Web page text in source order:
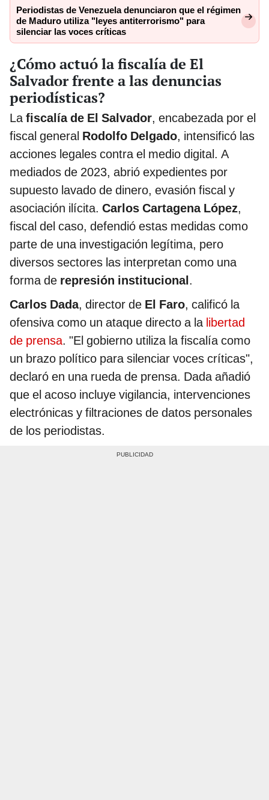
Periodistas de Venezuela denunciaron que el régimen
de Maduro utiliza "leyes antiterrorismo" para
silenciar las voces críticas
¿Cómo actuó la fiscalía de El
Salvador frente a las denuncias
periodísticas?
Lafiscalía de El Salvador, encabezada por el
fiscal general Rodolfo Delgado, intensificó las
acciones legales contra el medio digital. A
mediados de 2023, abrió expedientes por
supuesto lavado de dinero, evasión fiscal y
asociación ilícita. Carlos Cartagena López,
fiscal del caso, defendió estas medidas como
parte de una investigación legítima, pero
diversos sectores las interpretan como una
forma de represión institucional.
Carlos Dada, director de El Faro, calificó la
ofensiva como un ataque directo a la libertad
de prensa. "El gobierno utiliza la fiscalía como
un brazo político para silenciar voces críticas",
declaró en una rueda de prensa. Dada añadió
que el acoso incluye vigilancia, intervenciones
electrónicas y filtraciones de datos personales
de los periodistas.